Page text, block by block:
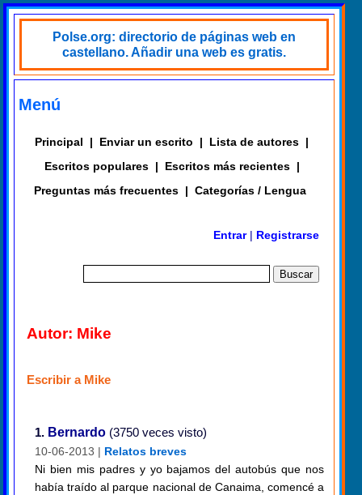
Polse.org: directorio de páginas web en
castellano. Añadir una web es gratis.
Menú
Principal | Enviar un escrito | Lista de autores |
Escritos populares | Escritos más recientes |
Preguntas más frecuentes | Categorías / Lengua
Entrar| Registrarse
Autor: Mike
Escribir a Mike
1. Bernardo (3750 veces visto)
10-06-2013 | Relatos breves
Ni bien mis padres y yo bajamos del autobús que nos
había traído al parque nacional de Canaima, comencé a